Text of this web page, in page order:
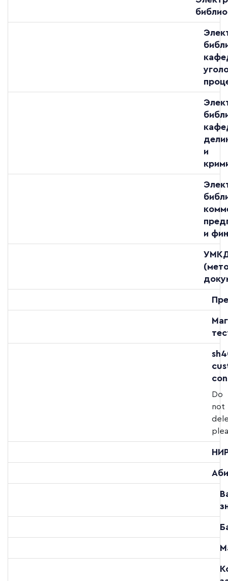
и
и
Do
not